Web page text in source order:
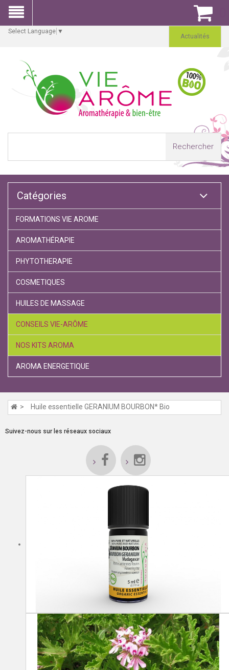
Select Language ▼
Actualités
Rechercher
Catégories
FORMATIONS VIE AROME
AROMATHÉRAPIE
PHYTOTHERAPIE
COSMETIQUES
HUILES DE MASSAGE
CONSEILS VIE-ARÔME
NOS KITS AROMA
AROMA ENERGETIQUE
Huile essentielle GERANIUM BOURBON* Bio
Suivez-nous sur les réseaux sociaux